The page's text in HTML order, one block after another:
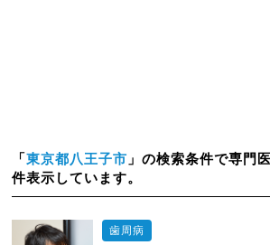
「東京都八王子市 」の検索条件で専門
件表示しています。
歯周病